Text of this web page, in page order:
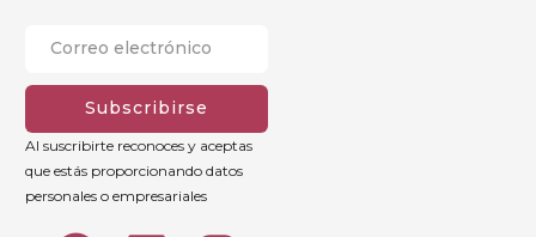
Subscribirse
Al suscribirte reconoces y aceptas
que estás proporcionando datos
personales o empresariales